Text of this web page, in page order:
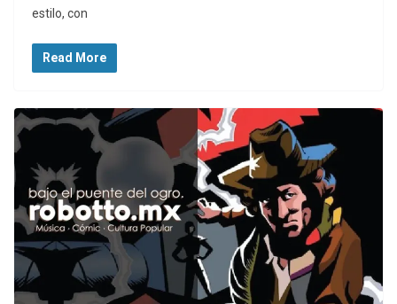
estilo, con
Read More